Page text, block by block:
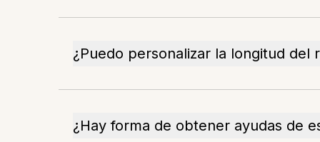
¿Puedo personalizar la longitud del
¿Hay forma de obtener ayudas de